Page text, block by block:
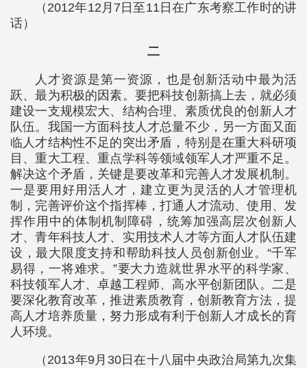
（2012年12月7日至11日在广东考察工作时的讲
话）
二
人才资源是第一资源，也是创新活动中最为活
跃、最为积极的因素。要把科技创新搞上去，就必须
建设一支规模宏大、结构合理、素质优良的创新人才
队伍。我国一方面科技人才总量不少，另一方面又面
临人才结构性不足的突出矛盾，特别是在重大科研项
目、重大工程、重点学科等领域领军人才严重不足。
解决这个矛盾，关键是要改革和完善人才发展机制。
一是要用好用活人才，建立更为灵活的人才管理机
制，完善评价这个指挥棒，打通人才流动、使用、发
挥作用中的体制机制障碍，统筹加强高层次创新人
才、青年科技人才、实用技术人才等方面人才队伍建
设，最大限度支持和帮助科技人员创新创业。“千军
易得，一将难求。”要大力造就世界水平的科学家、
科技领军人才、卓越工程师、高水平创新团队。二是
要深化教育改革，推进素质教育，创新教育方法，提
高人才培养质量，努力形成有利于创新人才成长的育
人环境。
（2013年9月30日在十八届中央政治局第九次集